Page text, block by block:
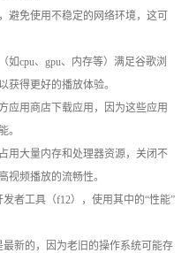
避免使用不稳定的网络环境，这可
如cpu、gpu、内存等）满足谷歌浏
获得更好的播放体验。
应用商店下载应用，因为这些应用
。
用大量内存和处理器资源，关闭不
视频播放的流畅性。
者工具（f12），使用其中的“性能”
新的，因为老旧的操作系统可能存